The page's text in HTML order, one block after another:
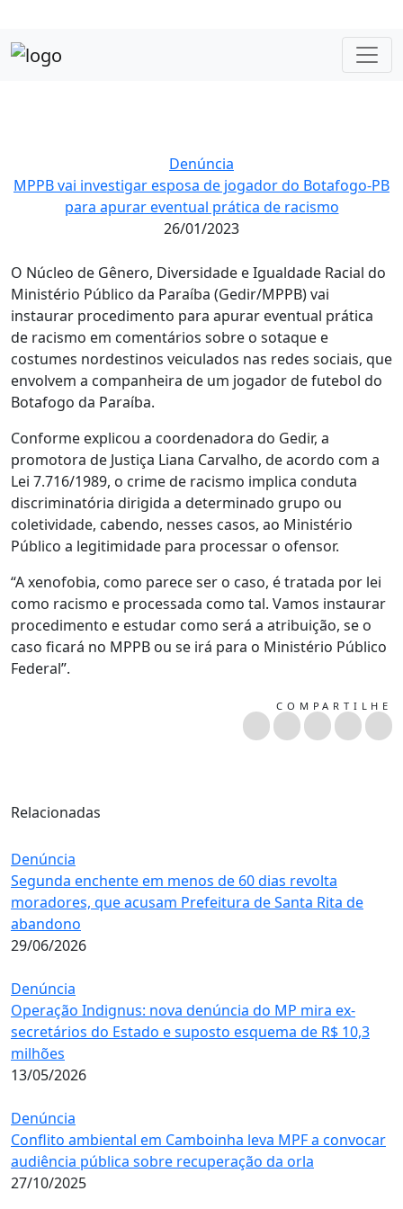
Denúncia
MPPB vai investigar esposa de jogador do Botafogo-PB
para apurar eventual prática de racismo
26/01/2023
O Núcleo de Gênero, Diversidade e Igualdade Racial do
Ministério Público da Paraíba (Gedir/MPPB) vai
instaurar procedimento para apurar eventual prática
de racismo em comentários sobre o sotaque e
costumes nordestinos veiculados nas redes sociais, que
envolvem a companheira de um jogador de futebol do
Botafogo da Paraíba.
Conforme explicou a coordenadora do Gedir, a
promotora de Justiça Liana Carvalho, de acordo com a
Lei 7.716/1989, o crime de racismo implica conduta
discriminatória dirigida a determinado grupo ou
coletividade, cabendo, nesses casos, ao Ministério
Público a legitimidade para processar o ofensor.
“A xenofobia, como parece ser o caso, é tratada por lei
como racismo e processada como tal. Vamos instaurar
procedimento e estudar como será a atribuição, se o
caso ficará no MPPB ou se irá para o Ministério Público
Federal”.
COMPARTILHE
Relacionadas
Denúncia
Segunda enchente em menos de 60 dias revolta
moradores, que acusam Prefeitura de Santa Rita de
abandono
29/06/2026
Denúncia
Operação Indignus: nova denúncia do MP mira ex-
secretários do Estado e suposto esquema de R$ 10,3
milhões
13/05/2026
Denúncia
Conflito ambiental em Camboinha leva MPF a convocar
audiência pública sobre recuperação da orla
27/10/2025